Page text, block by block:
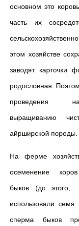
основном это
часть их
этом хозяйстве
заводят карточки
родословная.
проведения
выращиванию
айрширской породы.
На ферме
осеменение коров
быков (до этого,
использовали семя
сперма быков